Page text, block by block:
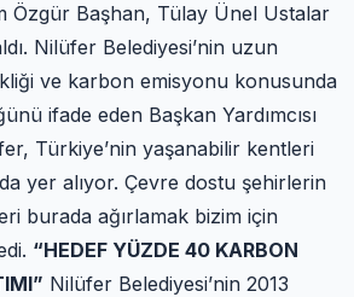
Özgür Başhan, Tülay Ünel Ustalar
Nilüfer Belediyesi’nin uzun
ve karbon emisyonu konusunda
ifade eden Başkan Yardımcısı
Türkiye’nin yaşanabilir kentleri
yer alıyor. Çevre dostu şehirlerin
burada ağırlamak bizim için
“HEDEF YÜZDE 40 KARBON
Nilüfer Belediyesi’nin 2013